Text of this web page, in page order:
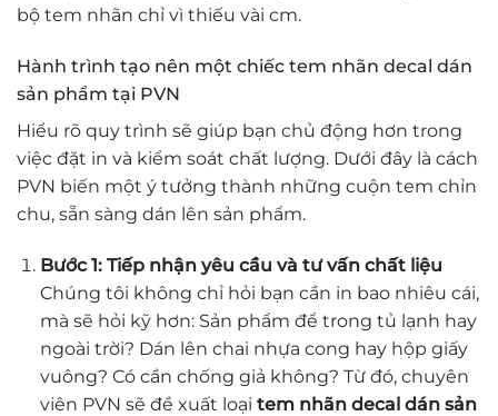
bộ tem nhãn chỉ vì thiếu vài cm.
Hành trình tạo nên một chiếc tem nhãn decal dán
sản phẩm tại PVN
Hiểu rõ quy trình sẽ giúp bạn chủ động hơn trong
việc đặt in và kiểm soát chất lượng. Dưới đây là cách
PVN biến một ý tưởng thành những cuộn tem chỉn
chu, sẵn sàng dán lên sản phẩm.
Bước 1: Tiếp nhận yêu cầu và tư vấn chất liệu
Chúng tôi không chỉ hỏi bạn cần in bao nhiêu cái,
mà sẽ hỏi kỹ hơn: Sản phẩm để trong tủ lạnh hay
ngoài trời? Dán lên chai nhựa cong hay hộp giấy
vuông? Có cần chống giả không? Từ đó, chuyên
viên PVN sẽ đề xuất loại tem nhãn decal dán sản